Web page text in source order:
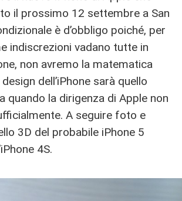
il prossimo 12 settembre a San
è d’obbligo poiché, per
indiscrezioni vadano tutte in
non avremo la matematica
dell’iPhone sarà quello
quando la dirigenza di Apple non
A seguire foto e
3D del probabile iPhone 5
4S.